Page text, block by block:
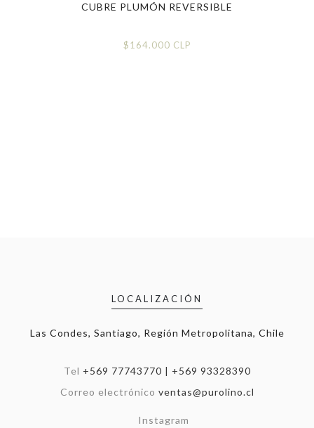
CUBRE PLUMÓN REVERSIBLE
$164.000 CLP
LOCALIZACIÓN
Las Condes, Santiago, Región Metropolitana, Chile
Tel +569 77743770 | +569 93328390
Correo electrónico ventas@purolino.cl
Instagram